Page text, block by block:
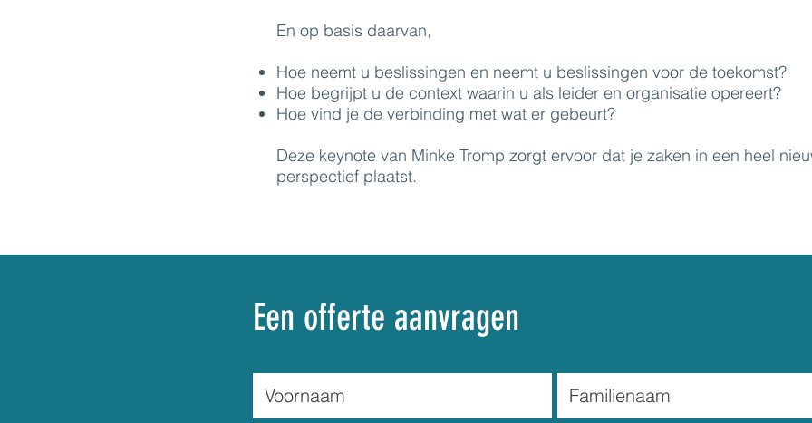
En op basis daarvan,
Hoe neemt u beslissingen en neemt u beslissingen voor de toekomst?
Hoe begrijpt u de context waarin u als leider en organisatie opereert?
Hoe vind je de verbinding met wat er gebeurt?
Deze keynote van Minke Tromp zorgt ervoor dat je zaken in een heel
perspectief plaatst.
Een offerte aanvragen